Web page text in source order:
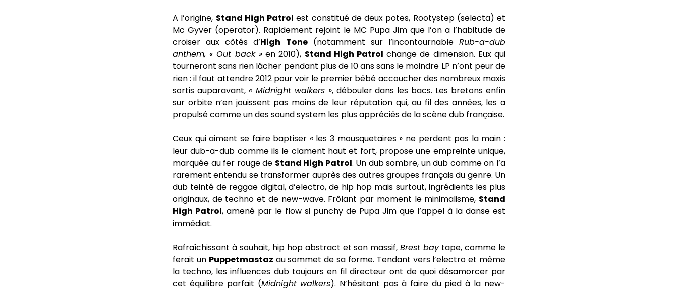
A l’origine, Stand High Patrol est constitué de deux potes, Rootystep (selecta) et
Mc Gyver (operator). Rapidement rejoint le MC Pupa Jim que l’on a l’habitude de
croiser aux côtés d’High Tone(notamment sur l’incontournable Rub-a-dub
anthem, « Out back »en 2010), Stand High Patrol change de dimension. Eux qui
tourneront sans rien lâcher pendant plus de 10 ans sans le moindre LP n’ont peur de
rien : il faut attendre 2012 pour voir le premier bébé accoucher des nombreux maxis
sortis auparavant, « Midnight walkers », débouler dans les bacs. Les bretons enfin
sur orbite n’en jouissent pas moins de leur réputation qui, au fil des années, les a
propulsé comme un des sound system les plus appréciés de la scène dub française.
Ceux qui aiment se faire baptiser « les 3 mousquetaires » ne perdent pas la main :
leur dub-a-dub comme ils le clament haut et fort, propose une empreinte unique,
marquée au fer rouge de Stand High Patrol. Un dub sombre, un dub comme on l’a
rarement entendu se transformer auprès des autres groupes français du genre. Un
dub teinté de reggae digital, d’electro, de hip hop mais surtout, ingrédients les plus
originaux, de techno et de new-wave. Frôlant par moment le minimalisme, Stand
High Patrol, amené par le flow si punchy de Pupa Jim que l’appel à la danse est
immédiat.
Rafraîchissant à souhait, hip hop abstract et son massif,Brest baytape, comme le
ferait un Puppetmastaz au sommet de sa forme. Tendant vers l’electro et même
la techno, les influences dub toujours en fil directeur ont de quoi désamorcer par
cet équilibre parfait (Midnight walkers). N’hésitant pas à faire du pied à la new-